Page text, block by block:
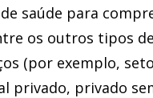
saúde para
os outros tipos
(por exemplo,
privado, privado